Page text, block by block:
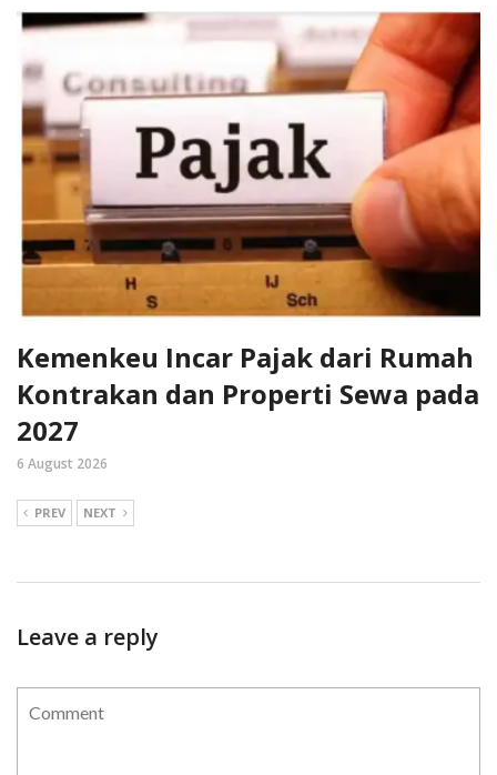
Kemenkeu Incar Pajak dari Rumah
Kontrakan dan Properti Sewa pada
2027
6 August 2026
PREV NEXT
Leave a reply